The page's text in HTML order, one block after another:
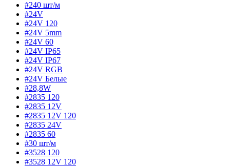
#240 шт/м
#24V
#24V 120
#24V 5mm
#24V 60
#24V IP65
#24V IP67
#24V RGB
#24V Белые
#28,8W
#2835 120
#2835 12V
#2835 12V 120
#2835 24V
#2835 60
#30 шт/м
#3528 120
#3528 12V 120